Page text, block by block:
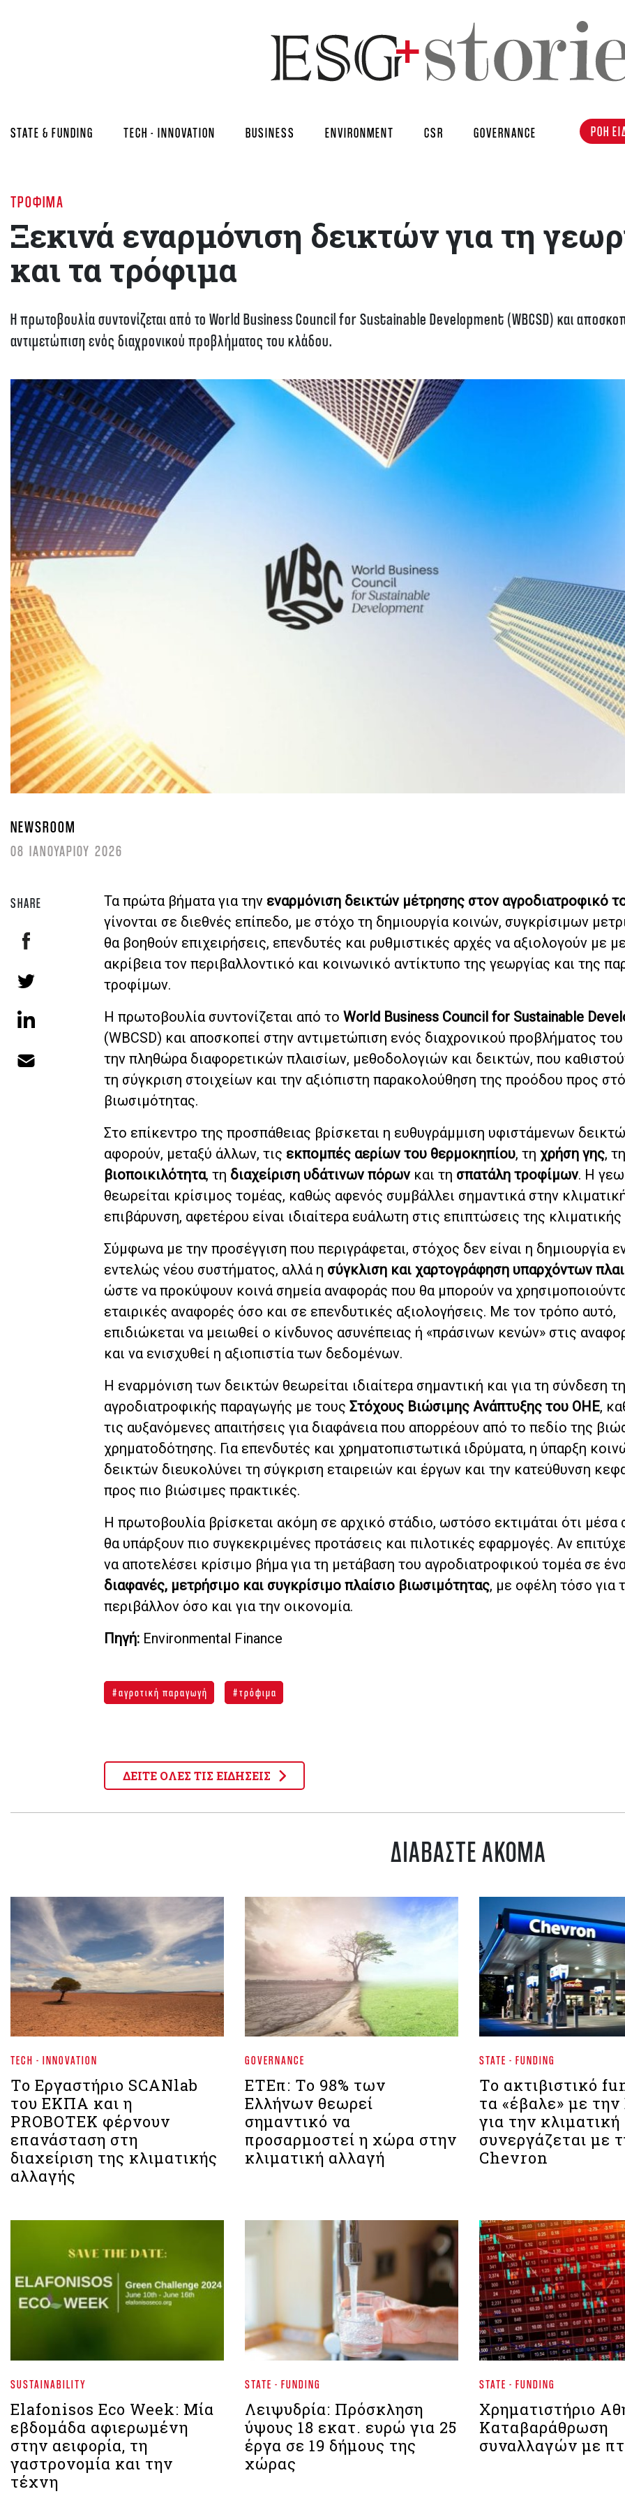
STATE & FUNDING TECH - INNOVATION BUSINESS ENVIRONMENT CSR GOVERNANCE ΡΟΗ
ΤΡΌΦΙΜΑ
Ξεκινά εναρμόνιση δεικτών για τη
και τα τρόφιμα
Η πρωτοβουλία συντονίζεται από το World Business Council for Sustainable Development (WBCSD) και
αντιμετώπιση ενός διαχρονικού προβλήματος του κλάδου.
NEWSROOM
08 ΙΑΝΟΥΑΡΙΟΥ 2026
SHARE Τα πρώτα βήματα για την εναρμόνιση δεικτών μέτρησης στον αγροδιατροφικό
γίνονται σε διεθνές επίπεδο, με στόχο τη δημιουργία κοινών, συγκρίσιμων
θα βοηθούν επιχειρήσεις, επενδυτές και ρυθμιστικές αρχές να αξιολογούν με
ακρίβεια τον περιβαλλοντικό και κοινωνικό αντίκτυπο της γεωργίας και της
τροφίμων.
Η πρωτοβουλία συντονίζεται από το World Business Council for Sustainable
(WBCSD) και αποσκοπεί στην αντιμετώπιση ενός διαχρονικού προβλήματος
την πληθώρα διαφορετικών πλαισίων, μεθοδολογιών και δεικτών, που
τη σύγκριση στοιχείων και την αξιόπιστη παρακολούθηση της προόδου προς
βιωσιμότητας.
Στο επίκεντρο της προσπάθειας βρίσκεται η ευθυγράμμιση υφιστάμενων
αφορούν, μεταξύ άλλων, τις εκπομπές αερίων του θερμοκηπίου, τη χρήση γης, τη
βιοποικιλότητα, τη διαχείριση υδάτινων πόρωνκαι τη σπατάλη τροφίμων. Η
θεωρείται κρίσιμος τομέας, καθώς αφενός συμβάλλει σημαντικά στην
επιβάρυνση, αφετέρου είναι ιδιαίτερα ευάλωτη στις επιπτώσεις της
Σύμφωνα με την προσέγγιση που περιγράφεται, στόχος δεν είναι η δημιουργία
εντελώς νέου συστήματος, αλλά η σύγκλιση και χαρτογράφηση υπαρχόντων
ώστε να προκύψουν κοινά σημεία αναφοράς που θα μπορούν να
εταιρικές αναφορές όσο και σε επενδυτικές αξιολογήσεις. Με τον τρόπο αυτό,
επιδιώκεται να μειωθεί ο κίνδυνος ασυνέπειας ή «πράσινων κενών» στις
και να ενισχυθεί η αξιοπιστία των δεδομένων.
Η εναρμόνιση των δεικτών θεωρείται ιδιαίτερα σημαντική και για τη σύνδεση
αγροδιατροφικής παραγωγής με τους Στόχους Βιώσιμης Ανάπτυξης του ΟΗΕ,
τις αυξανόμενες απαιτήσεις για διαφάνεια που απορρέουν από το πεδίο της
χρηματοδότησης. Για επενδυτές και χρηματοπιστωτικά ιδρύματα, η ύπαρξη
δεικτών διευκολύνει τη σύγκριση εταιρειών και έργων και την κατεύθυνση
προς πιο βιώσιμες πρακτικές.
Η πρωτοβουλία βρίσκεται ακόμη σε αρχικό στάδιο, ωστόσο εκτιμάται ότι μέσα
θα υπάρξουν πιο συγκεκριμένες προτάσεις και πιλοτικές εφαρμογές. Αν
να αποτελέσει κρίσιμο βήμα για τη μετάβαση του αγροδιατροφικού τομέα σε
διαφανές, μετρήσιμο και συγκρίσιμο πλαίσιο βιωσιμότητας, με οφέλη τόσο για
περιβάλλον όσο και για την οικονομία.
Πηγή: Environmental Finance
αγροτική παραγωγή τρόφιμα
ΔΕΙΤΕ ΟΛΕΣ ΤΙΣ ΕΙΔΗΣΕΙΣ
ΔΙΑΒΑΣΤΕ ΑΚΟΜΑ
TECH - INNOVATION
Το Εργαστήριο SCANlab
του ΕΚΠΑ και η
PROBOTEK φέρνουν
επανάσταση στη
διαχείριση της κλιματικής
αλλαγής
GOVERNANCE
ΕΤΕπ: Το 98% των
Ελλήνων θεωρεί
σημαντικό να
προσαρμοστεί η χώρα στην
κλιματική αλλαγή
STATE - FUNDING
Το ακτιβιστικό
τα «έβαλε» με
για την
συνεργάζεται με
Chevron
SUSTAINABILITY
Elafonisos Eco Week: Μία
εβδομάδα αφιερωμένη
στην αειφορία, τη
γαστρονομία και την
τέχνη
STATE - FUNDING
Λειψυδρία: Πρόσκληση
ύψους 18 εκατ. ευρώ για 25
έργα σε 19 δήμους της
χώρας
STATE - FUNDING
Χρηματιστήριο
Καταβαράθρωση
συναλλαγών με